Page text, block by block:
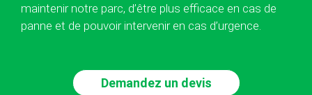
maintenir notre parc, d’être plus efficace en cas de
panne et de pouvoir intervenir en cas d’urgence.
Demandez un devis